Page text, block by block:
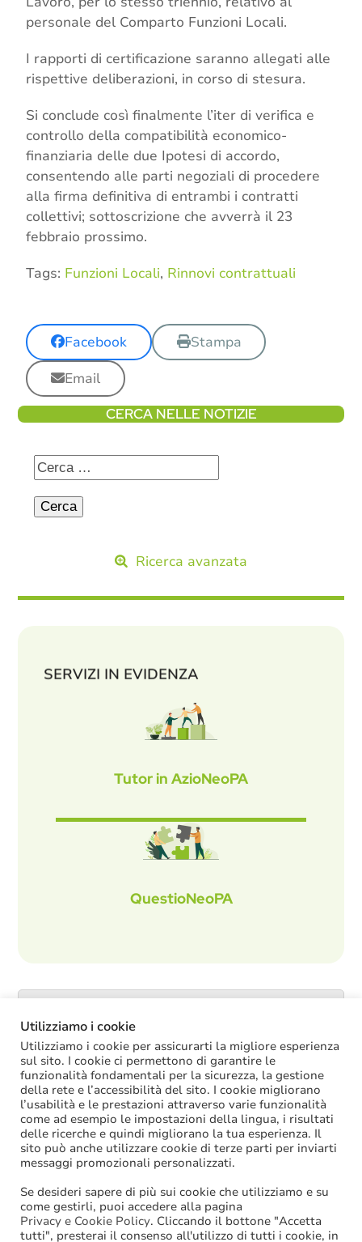
personale del Comparto Funzioni Locali.
I rapporti di certificazione saranno allegati alle
rispettive deliberazioni, in corso di stesura.
Si conclude così finalmente l’iter di verifica e
controllo della compatibilità economico-
finanziaria delle due Ipotesi di accordo,
consentendo alle parti negoziali di procedere
alla firma definitiva di entrambi i contratti
collettivi; sottoscrizione che avverrà il 23
febbraio prossimo.
Tags: Funzioni Locali, Rinnovi contrattuali
Facebook
Stampa
Email
CERCA NELLE NOTIZIE
Ricerca avanzata
SERVIZI IN EVIDENZA
Tutor in AzioNeoPA
QuestioNeoPA
ULTIME NOTIZIE
Oggi in Cdm il nuovo “Decreto PA”: molte
le novità di interesse per gli enti locali
Niente assunzioni tramite scorrimento di
graduatorie di mobilità
Sanzioni BDAP: aumenta il fondo per il
contributo alla finanza pubblica
Il diritto al rimborso delle spese di
Utilizziamo i cookie
Utilizziamo i cookie per assicurarti la migliore esperienza
sul sito. I cookie ci permettono di garantire le
funzionalità fondamentali per la sicurezza, la gestione
della rete e l’accessibilità del sito. I cookie migliorano
l’usabilità e le prestazioni attraverso varie funzionalità
come ad esempio le impostazioni della lingua, i risultati
delle ricerche e quindi migliorano la tua esperienza. Il
sito può anche utilizzare cookie di terze parti per inviarti
messaggi promozionali personalizzati.
Se desideri sapere di più sui cookie che utilizziamo e su
come gestirli, puoi accedere alla pagina
Privacy e Cookie Policy. Cliccando il bottone "Accetta
tutti", presterai il consenso all'utilizzo di tutti i cookie, in